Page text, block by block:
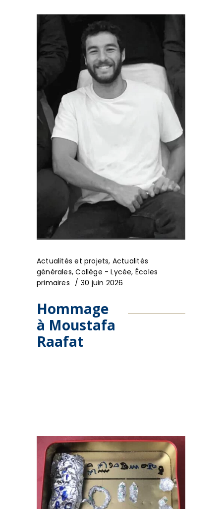
Actualités et projets, Actualités
générales,Collège - Lycée, Écoles
primaires
30 juin 2026
Hommage
à Moustafa
Raafat